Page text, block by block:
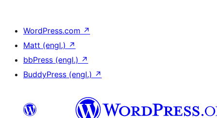
WordPress.com ↗
Matt (engl.) ↗
bbPress (engl.) ↗
BuddyPress (engl.) ↗